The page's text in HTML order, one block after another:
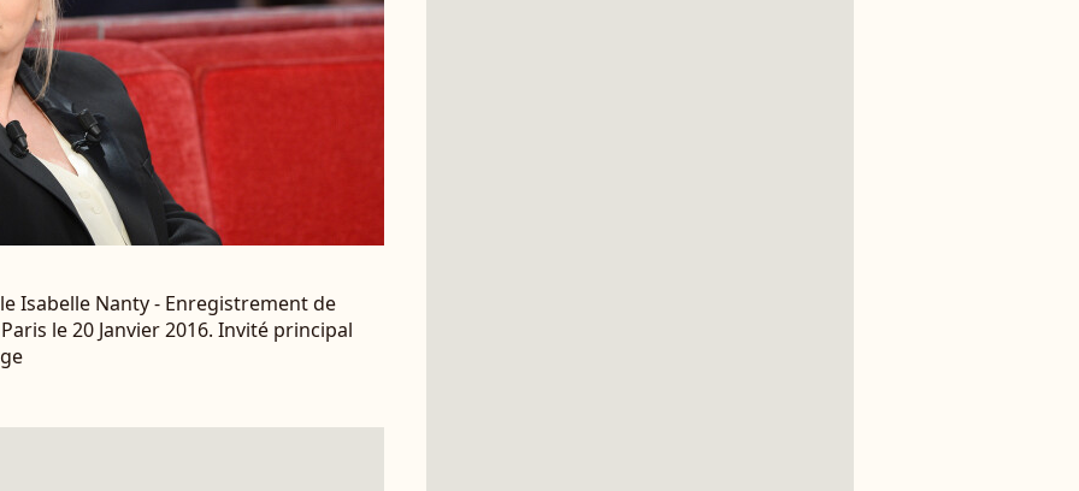
Isabelle Nanty - Enregistrement de
le 20 Janvier 2016. Invité principal